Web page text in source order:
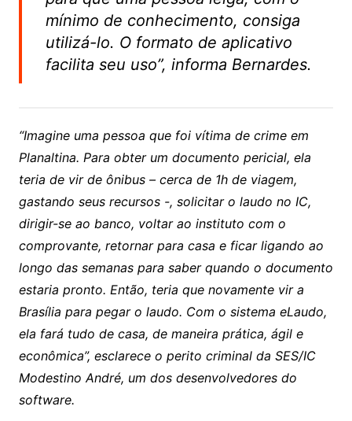
mínimo de conhecimento, consiga
utilizá-lo. O formato de aplicativo
facilita seu uso”, informa Bernardes.
“Imagine uma pessoa que foi vítima de crime em
Planaltina. Para obter um documento pericial, ela
teria de vir de ônibus – cerca de 1h de viagem,
gastando seus recursos -, solicitar o laudo no IC,
dirigir-se ao banco, voltar ao instituto com o
comprovante, retornar para casa e ficar ligando ao
longo das semanas para saber quando o documento
estaria pronto. Então, teria que novamente vir a
Brasília para pegar o laudo. Com o sistema eLaudo,
ela fará tudo de casa, de maneira prática, ágil e
econômica”, esclarece o perito criminal da SES/IC
Modestino André, um dos desenvolvedores do
software.